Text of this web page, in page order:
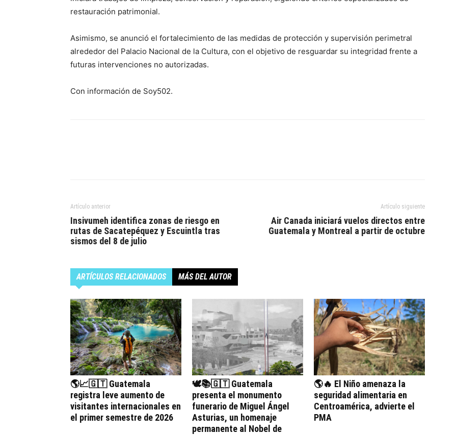
restauración patrimonial.
Asimismo, se anunció el fortalecimiento de las medidas de protección y supervisión perimetral
alrededor del Palacio Nacional de la Cultura, con el objetivo de resguardar su integridad frente a
futuras intervenciones no autorizadas.
Con información de Soy502.
Artículo anterior
Insivumeh identifica zonas de riesgo en
rutas de Sacatepéquez y Escuintla tras
sismos del 8 de julio
Artículo siguiente
Air Canada iniciará vuelos directos entre
Guatemala y Montreal a partir de octubre
ARTÍCULOS RELACIONADOS MÁS DEL AUTOR
🌎📈🇬🇹 Guatemala
registra leve aumento de
visitantes internacionales en
el primer semestre de 2026
🕊️📚🇬🇹 Guatemala
presenta el monumento
funerario de Miguel Ángel
Asturias, un homenaje
permanente al Nobel de
🌎🔥 El Niño amenaza la
seguridad alimentaria en
Centroamérica, advierte el
PMA